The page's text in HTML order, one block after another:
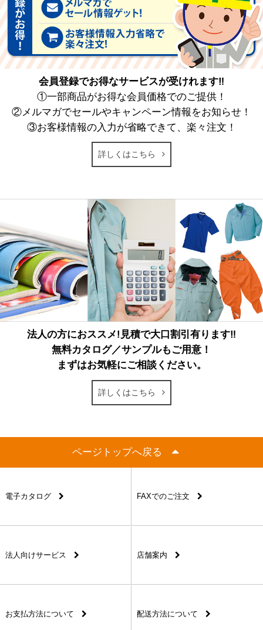
会員登録でお得なサービスが受けれます‼
①一部商品がお得な会員価格でのご提供！
②メルマガでセールやキャンペーン情報をお知らせ！
③お客様情報の入力が省略できて、楽々注文！
詳しくはこちら
法人の方におススメ!見積で大口割引有ります‼
無料カタログ／サンプルもご用意！
まずはお気軽にご相談ください。
詳しくはこちら
ページトップへ戻る
電子カタログ FAXでのご注文
法人向けサービス 店舗案内
お支払方法について 配送方法について